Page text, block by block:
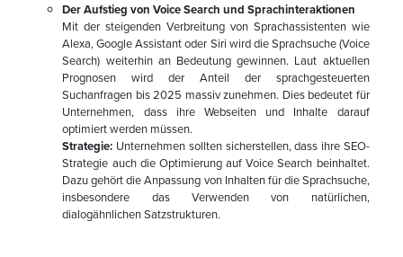
Der Aufstieg von Voice Search und Sprachinteraktionen
Mit der steigenden Verbreitung von Sprachassistenten wie
Alexa, Google Assistant oder Siri wird die Sprachsuche (Voice
Search) weiterhin an Bedeutung gewinnen. Laut aktuellen
Prognosen wird der Anteil der sprachgesteuerten
Suchanfragen bis 2025 massiv zunehmen. Dies bedeutet für
Unternehmen, dass ihre Webseiten und Inhalte darauf
optimiert werden müssen.
Strategie: Unternehmen sollten sicherstellen, dass ihre SEO-
Strategie auch die Optimierung auf Voice Search beinhaltet.
Dazu gehört die Anpassung von Inhalten für die Sprachsuche,
insbesondere das Verwenden von natürlichen,
dialogähnlichen Satzstrukturen.